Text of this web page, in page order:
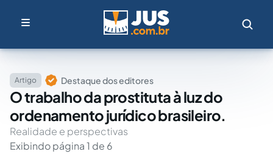
Artigo Destaque dos editores
O trabalho da prostituta à luz do
ordenamento jurídico brasileiro.
Realidade e perspectivas
Exibindo página 1 de 6